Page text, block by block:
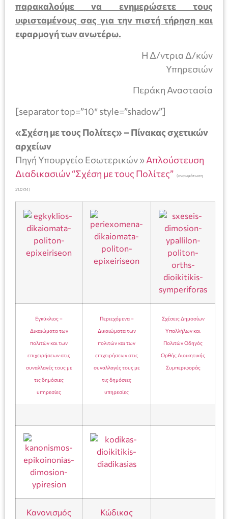
παρακαλούμε να ενημερώσετε τους
υφισταμένους σας για την πιστή τήρηση και
εφαρμογή των ανωτέρω.
Η Δ/ντρια Δ/κών
Υπηρεσιών
Περάκη Αναστασία
[separator top=”10″ style=”shadow”]
«Σχέση με τους Πολίτες» – Πίνακας σχετικών
αρχείων
Πηγή Υπουργείο Εσωτερικών »Απλούστευση
Διαδικασιών “Σχέση με τους Πολίτες” (ενσωμάτωση
21.07.14)
Εγκύκλιος –
Δικαιώματα των
πολιτών και των
επιχειρήσεων στις
συναλλαγές τους με
τις δημόσιες
υπηρεσίες
Περιεχόμενα –
Δικαιώματα των
πολιτών και των
επιχειρήσεων στις
συναλλαγές τους με
τις δημόσιες
υπηρεσίες
Σχέσεις Δημοσίων
Υπαλλήλων και
Πολιτών Οδηγός
Ορθής Διοικητικής
Συμπεριφοράς
Κανονισμός
Κώδικας